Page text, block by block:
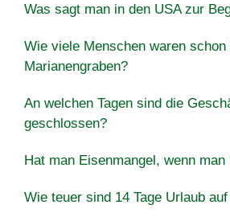
Was sagt man in den USA zur
Wie viele Menschen waren schon
Marianengraben?
An welchen Tagen sind die
geschlossen?
Hat man Eisenmangel, wenn
Wie teuer sind 14 Tage Urlaub